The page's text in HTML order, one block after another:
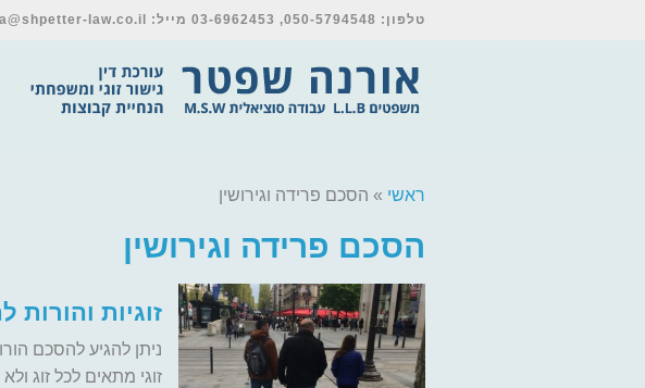
טלפון: 050-5794548, 03-6962453 מייל: orna@shpetter-law.co.il
ראשי » הסכם פרידה וגירושין
הסכם פרידה וגירושין
זוגיות
ניתן להגיע להסכם
זוגי מתאים לכל זוג